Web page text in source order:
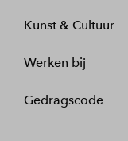
Kunst & Cultuur
Werken bij
Gedragscode